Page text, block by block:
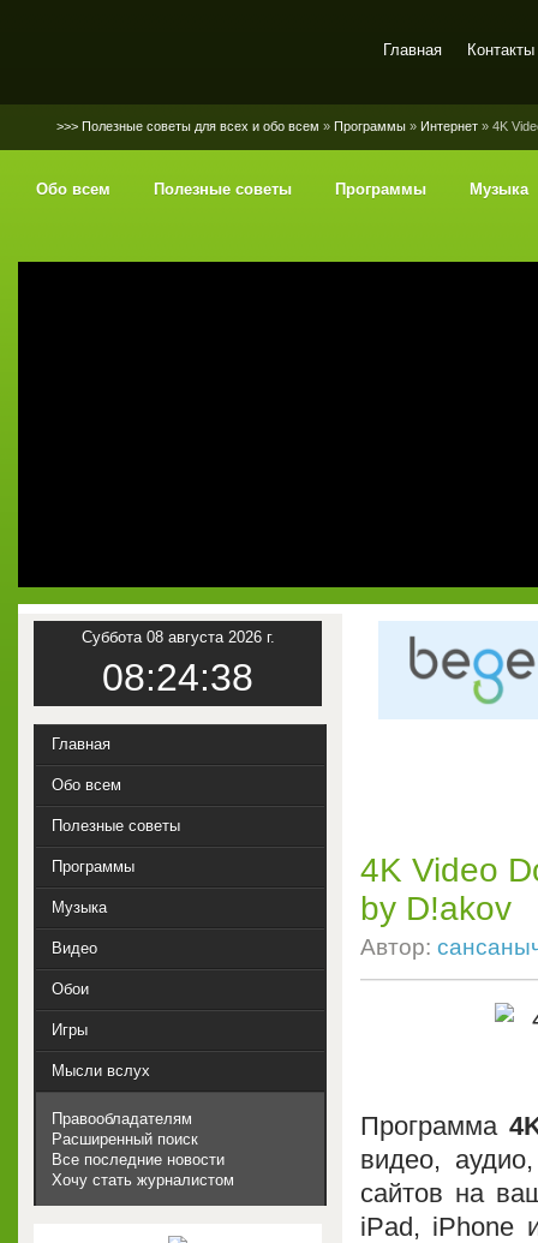
Главная Контакты
>>> Полезные советы для всех и обо всем » Программы » Интернет » 4K
Обо всем Полезные советы Программы Музыка
4K Video
by D!akov
Автор:
Программа
видео,
сайтов на
iPad, iPhone
Суббота 08 августа 2026 г.
08:24:38
Главная
Обо всем
Полезные советы
Программы
Музыка
Видео
Обои
Игры
Мысли вслух
Правообладателям
Расширенный поиск
Все последние новости
Хочу стать журналистом